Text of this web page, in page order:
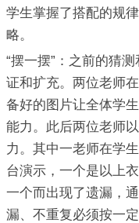
学生掌握了搭配的规
略。
“摆一摆”：之前的猜
证和扩充。两位老师
备好的图片让全体学
能力。此后两位老师
力。其中一老师在学
台演示，一个是以上
一个而出现了遗漏，
漏、不重复必须按一